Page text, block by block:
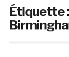
Étiquette :